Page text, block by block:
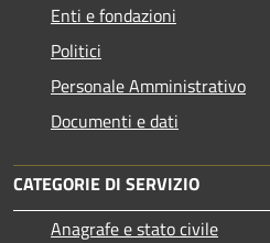
Enti e fondazioni
Politici
Personale Amministrativo
Documenti e dati
CATEGORIE DI SERVIZIO
Anagrafe e stato civile